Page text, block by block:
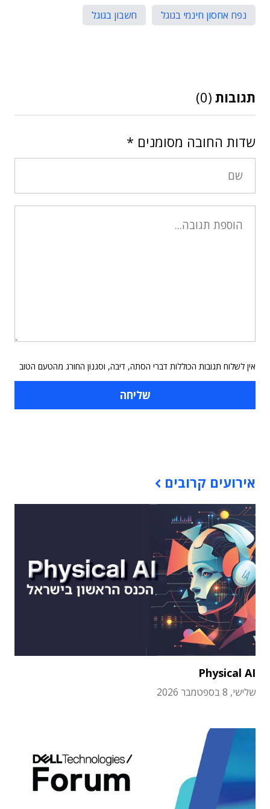
נפח אחסון חינמי בגוגל
חשבון בגוגל
תגובות (0)
שדות החובה מסומנים *
אין לשלוח תגובות הכוללות דברי הסתה, דיבה, וסגנון החורג מהטעם הטוב
אירועים קרובים
Physical AI
שלישי, 8 בספטמבר 2026